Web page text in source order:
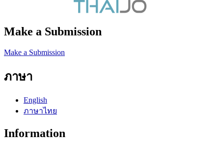
Make a Submission
Make a Submission
ภาษา
English
ภาษาไทย
Information